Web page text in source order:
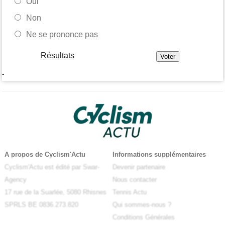
Non
Ne se prononce pas
Résultats
-
A propos de Cyclism'Actu
Cyclism'Actu est édité par Swar-
Agency
17 rue de la Suarlée, 5080 Rhisnes
SPRLS BE 0836.273.820
Informations supplémentaires
Devenir partenaire
Nous contacter
Tennis Actu
Qui sommes-nous ?
Conditions Générales